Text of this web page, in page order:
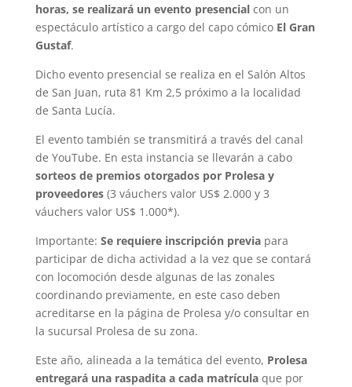
horas, se realizará un evento presencialcon un
espectáculo artístico a cargo del capo cómico El Gran
Gustaf.
Dicho evento presencial se realiza en el Salón Altos
de San Juan, ruta 81 Km 2,5 próximo a la localidad
de Santa Lucía.
El evento también se transmitirá a través del canal
de YouTube. En esta instancia se llevarán a cabo
sorteos de premios otorgados por Prolesa y
proveedores(3 váuchers valor US$ 2.000 y 3
váuchers valor US$ 1.000*).
Importante: Se requiere inscripción previapara
participar de dicha actividad a la vez que se contará
con locomoción desde algunas de las zonales
coordinando previamente, en este caso deben
acreditarse en la página de Prolesa y/o consultar en
la sucursal Prolesa de su zona.
Este año, alineada a la temática del evento, Prolesa
entregará una raspadita a cada matrículaque por